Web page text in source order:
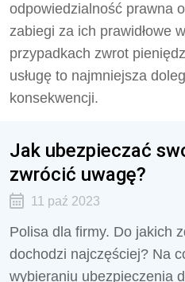
odpowiedzialność prawna
zabiegi za ich prawidłowe
przypadkach zwrot
usługę to najmniejsza
konsekwencji.
Jak ubezpieczać
zwrócić uwagę?
11 paź 2023
Polisa dla firmy. Do jakich
dochodzi najczęściej? Na
wybieraniu ubezpieczenia